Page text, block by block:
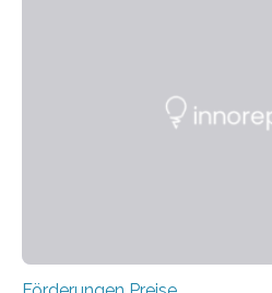
Foundation, des BIAL Award in